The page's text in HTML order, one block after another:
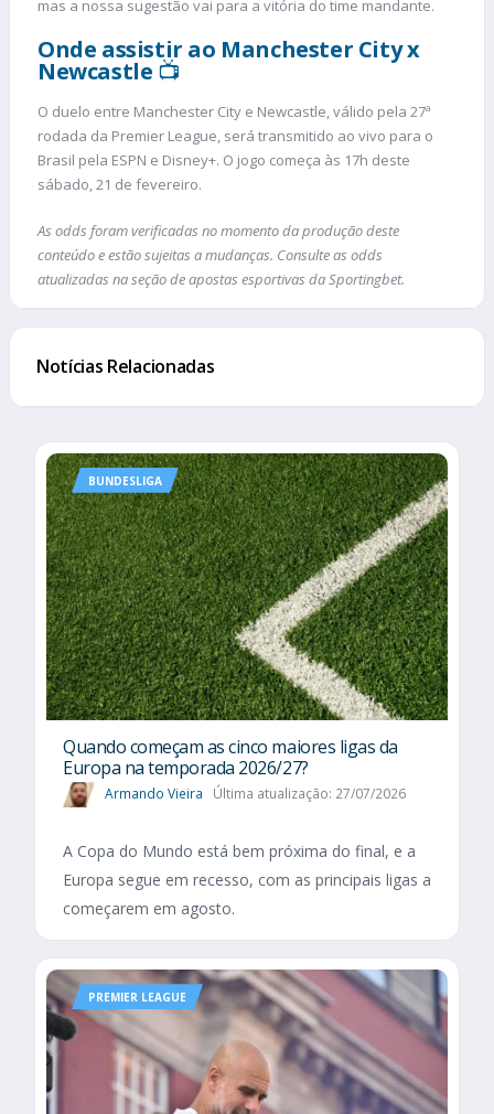
mas a nossa sugestão vai para a vitória do time mandante.
Onde assistir ao Manchester City x
Newcastle 📺
O duelo entre Manchester City e Newcastle, válido pela 27ª
rodada da Premier League, será transmitido ao vivo para o
Brasil pela ESPN e Disney+. O jogo começa às 17h deste
sábado, 21 de fevereiro.
As odds foram verificadas no momento da produção deste
conteúdo e estão sujeitas a mudanças. Consulte as odds
atualizadas na seção de apostas esportivas da Sportingbet.
Notícias Relacionadas
BUNDESLIGA
Quando começam as cinco maiores ligas da
Europa na temporada 2026/27?
Armando Vieira Última atualização: 27/07/2026
A Copa do Mundo está bem próxima do final, e a
Europa segue em recesso, com as principais ligas a
começarem em agosto.
PREMIER LEAGUE